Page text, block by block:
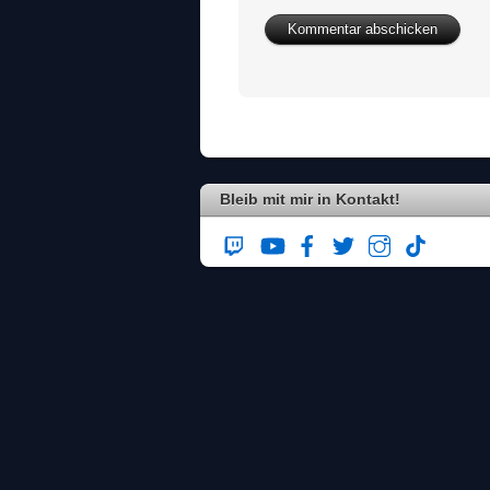
Bleib mit mir in Kontakt!